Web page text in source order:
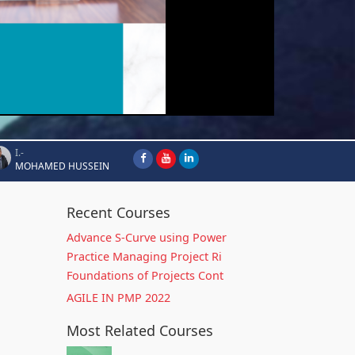
I.-
MOHAMED HUSSEIN
Recent Courses
Advance S-Curve using Power
Practice Managing Project Ri
Foundations of Projects Cont
AGILE IN PMP 2022
Most Related Courses